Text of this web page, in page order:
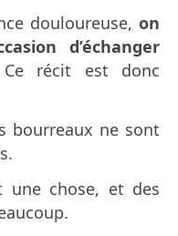
douloureuse, on
d’échanger
récit est donc
bourreaux ne sont
une chose, et des